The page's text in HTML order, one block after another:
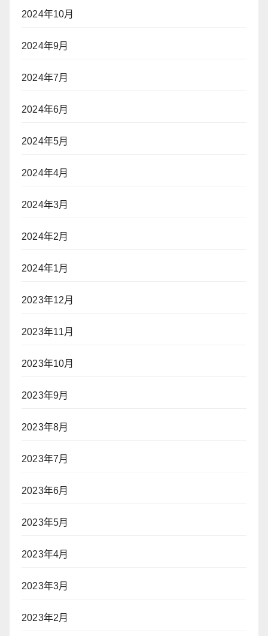
2024年10月
2024年9月
2024年7月
2024年6月
2024年5月
2024年4月
2024年3月
2024年2月
2024年1月
2023年12月
2023年11月
2023年10月
2023年9月
2023年8月
2023年7月
2023年6月
2023年5月
2023年4月
2023年3月
2023年2月